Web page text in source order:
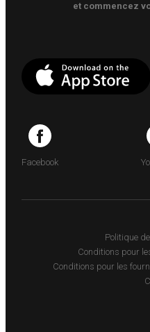
et commencez
Facebook
Politique
Conditions pour
Conditions pour les